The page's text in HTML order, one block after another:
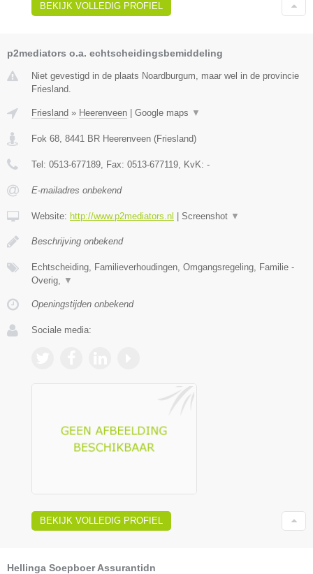
BEKIJK VOLLEDIG PROFIEL
p2mediators o.a. echtscheidingsbemiddeling
Niet gevestigd in de plaats Noardburgum, maar wel in de provincie
Friesland.
Friesland » Heerenveen Google maps ▼
Fok 68, 8441 BR Heerenveen (Friesland)
Tel: 0513-677189, Fax: 0513-677119, KvK: -
E-mailadres onbekend
Website: http://www.p2mediators.nl Screenshot ▼
Beschrijving onbekend
Echtscheiding, Familieverhoudingen, Omgangsregeling, Familie -
Overig, ▼
Openingstijden onbekend
Sociale media:
BEKIJK VOLLEDIG PROFIEL
Hellinga Soepboer Assurantidn